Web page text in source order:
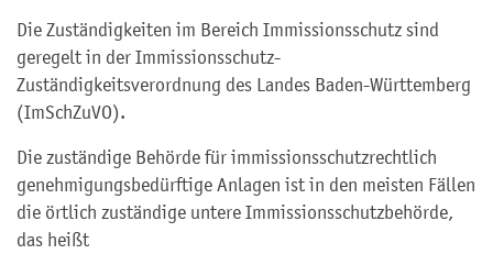
Die Zuständigkeiten im Bereich Immissionsschutz sind
geregelt in der Immissionsschutz-
Zuständigkeitsverordnung des Landes Baden-Württemberg
(ImSchZuVO).
Die zuständige Behörde für immissionsschutzrechtlich
genehmigungsbedürftige Anlagen ist in den meisten Fällen
die örtlich zuständige untere Immissionsschutzbehörde,
das heißt